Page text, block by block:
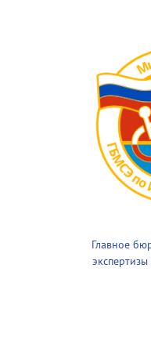
Главное